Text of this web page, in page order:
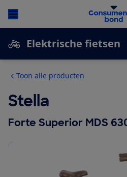
Elektrische fietsen
Toon alle producten
Stella
Forte Superior MDS